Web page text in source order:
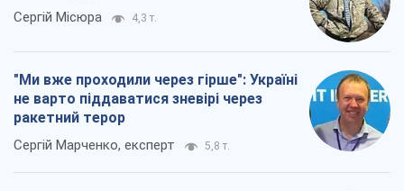
Сергій Місюра 4,3 т.
"Ми вже проходили через гірше": Україні
не варто піддаватися зневірі через
ракетний терор
Сергій Марченко, експерт 5,8 т.